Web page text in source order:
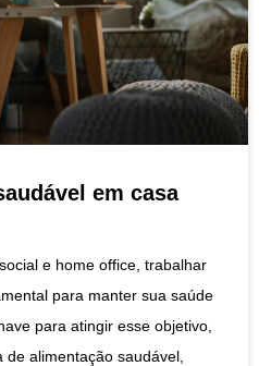
em casa
e home office, trabalhar
para manter sua saúde
para atingir esse objetivo,
alimentação saudável,